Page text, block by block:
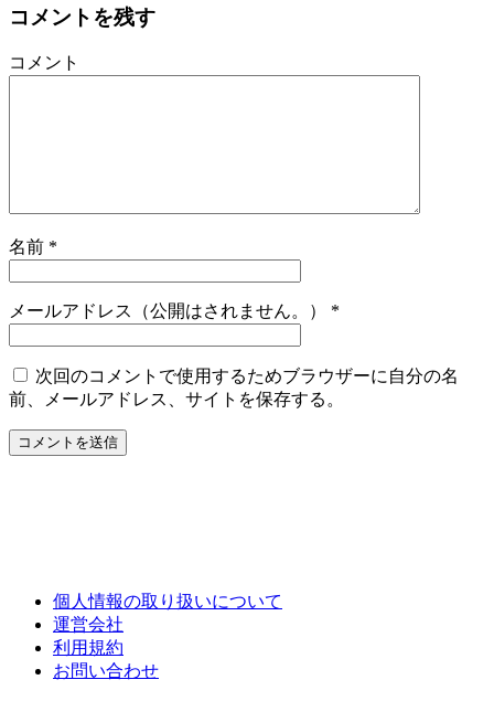
コメントを残す
コメント
名前 *
メールアドレス（公開はされません。） *
次回のコメントで使用するためブラウザーに自分の名
前、メールアドレス、サイトを保存する。
個人情報の取り扱いについて
運営会社
利用規約
お問い合わせ